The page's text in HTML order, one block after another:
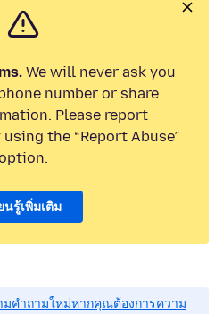
We will never ask you
number or share
Please report
the “Report Abuse”
นรู้เพิ่มเติม
มคำถามใหม่หากคุณต้องการความ